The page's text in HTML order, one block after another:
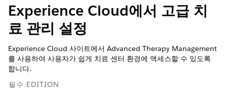
Experience Cloud에서 고급 치
료 관리 설정
Experience Cloud 사이트에서 Advanced Therapy Management
를 사용하여 사용자가 쉽게 치료 센터 환경에 액세스할 수 있도록
합니다.
필수 EDITION